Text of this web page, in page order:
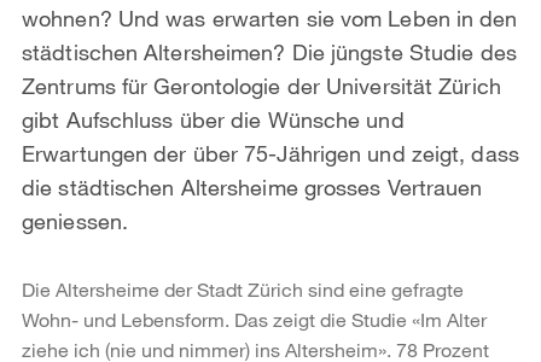
wohnen? Und was erwarten sie vom Leben in den
städtischen Altersheimen? Die jüngste Studie des
Zentrums für Gerontologie der Universität Zürich
gibt Aufschluss über die Wünsche und
Erwartungen der über 75-Jährigen und zeigt, dass
die städtischen Altersheime grosses Vertrauen
geniessen.
Die Altersheime der Stadt Zürich sind eine gefragte
Wohn- und Lebensform. Das zeigt die Studie «Im Alter
ziehe ich (nie und nimmer) ins Altersheim». 78 Prozent